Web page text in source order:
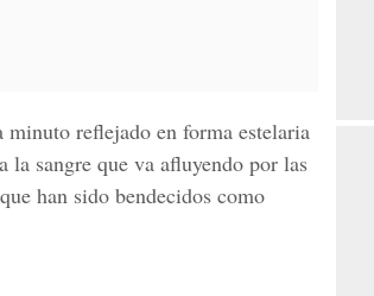
minuto reflejado en forma estelaria
la sangre que va afluyendo por las
han sido bendecidos como